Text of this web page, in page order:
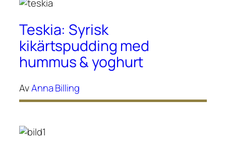
Teskia: Syrisk
kikärtspudding med
hummus & yoghurt
AvAnna Billing